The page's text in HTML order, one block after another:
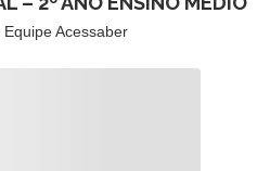
Equipe Acessaber